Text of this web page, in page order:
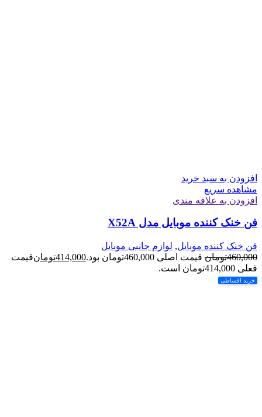
افزودن به سبد خرید
مشاهده سریع
افزودن به علاقه مندی
فن خنک کننده موبایل مدل X52A
فن خنک کننده موبایل, لوازم جانبی موبایل
460,000تومان قیمت اصلی 460,000تومان بود. 414,000تومانقیمت
فعلی 414,000تومان است.
خرید اقساطی